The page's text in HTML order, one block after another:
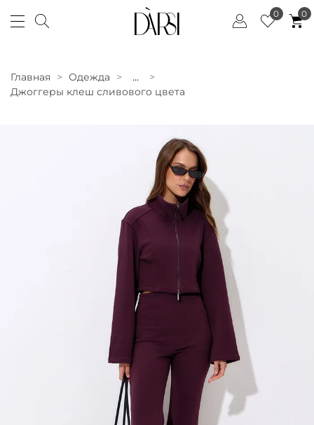
0 0
Главная Одежда
...
Джоггеры клеш сливового цвета